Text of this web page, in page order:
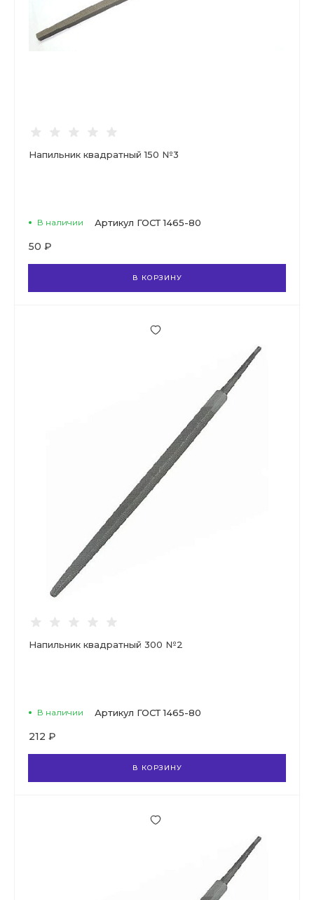
Напильник квадратный 150 №3
В наличии Артикул ГОСТ 1465-80
50 ₽
В КОРЗИНУ
Напильник квадратный 300 №2
В наличии Артикул ГОСТ 1465-80
212 ₽
В КОРЗИНУ